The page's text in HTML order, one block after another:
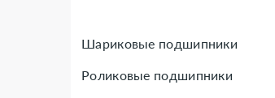
Шариковые подшипники
Роликовые подшипники